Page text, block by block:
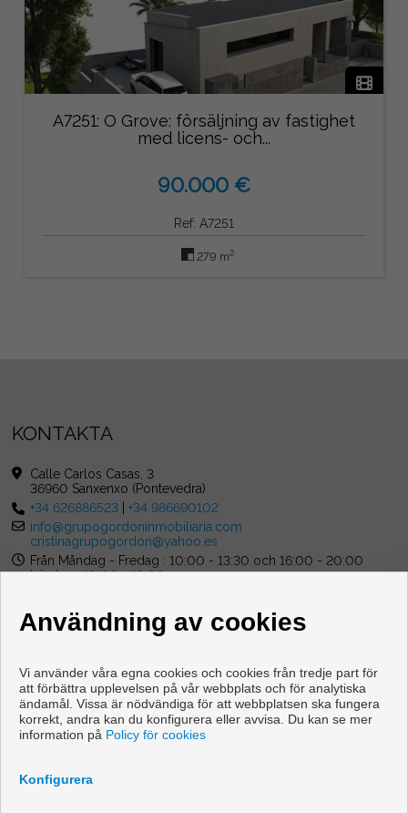
A7251: O Grove: försäljning av fastighet
med licens- och...
90.000 €
Ref: A7251
279 m2
KONTAKTA
Calle Carlos Casas, 3
36960 Sanxenxo (Pontevedra)
+34 626886523 |+34 986690102
info@grupogordoninmobiliaria.com
cristinagrupogordon@yahoo.es
Från Måndag - Fredag : 10:00 - 13:30 och 16:00 - 20:00
Lördag : 10:00 - 13:00
Våningen och hus till salu i Sanxenxo
Användning av cookies
Vi använder våra egna cookies och cookies från tredje part för
att förbättra upplevelsen på vår webbplats och för analytiska
ändamål. Vissa är nödvändiga för att webbplatsen ska fungera
korrekt, andra kan du konfigurera eller avvisa. Du kan se mer
information på Policy för cookies
Konfigurera